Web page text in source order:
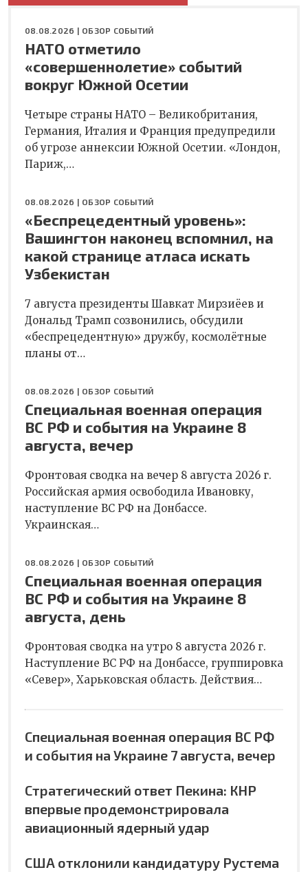
08.08.2026 | ОБЗОР СОБЫТИЙ
НАТО отметило
«совершеннолетие» событий
вокруг Южной Осетии
Четыре страны НАТО – Великобритания,
Германия, Италия и Франция предупредили
об угрозе аннексии Южной Осетии. «Лондон,
Париж,…
08.08.2026 | ОБЗОР СОБЫТИЙ
«Беспрецедентный уровень»:
Вашингтон наконец вспомнил, на
какой странице атласа искать
Узбекистан
7 августа президенты Шавкат Мирзиёев и
Дональд Трамп созвонились, обсудили
«беспрецедентную» дружбу, космолётные
планы от…
08.08.2026 | ОБЗОР СОБЫТИЙ
Специальная военная операция
ВС РФ и события на Украине 8
августа, вечер
Фронтовая сводка на вечер 8 августа 2026 г.
Российская армия освободила Ивановку,
наступление ВС РФ на Донбассе.
Украинская…
08.08.2026 | ОБЗОР СОБЫТИЙ
Специальная военная операция
ВС РФ и события на Украине 8
августа, день
Фронтовая сводка на утро 8 августа 2026 г.
Наступление ВС РФ на Донбассе, группировка
«Север», Харьковская область. Действия…
Специальная военная операция ВС РФ
и события на Украине 7 августа, вечер
Стратегический ответ Пекина: КНР
впервые продемонстрировала
авиационный ядерный удар
США отклонили кандидатуру Рустема